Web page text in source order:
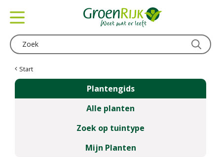
Start
Plantengids
Alle planten
Zoek op tuintype
Mijn Planten